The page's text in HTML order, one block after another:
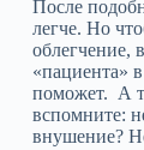
После
легче. Но
облегчение,
«пациента»
поможет. А
вспомните:
внушение?